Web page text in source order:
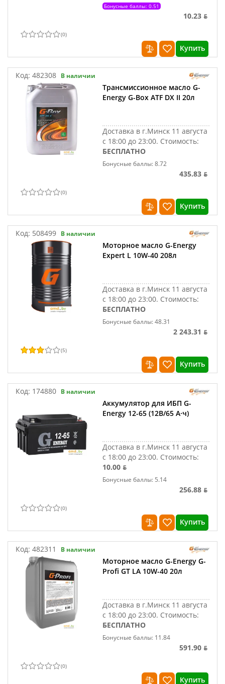
Бонусные баллы: 0.51
10.23 ƃ
(0)
Купить
Код: 482308 В наличии
Трансмиссионное масло G-
Energy G-Box ATF DX II 20л
Доставка в г.Минск 11 августа
с 18:00 до 23:00. Стоимость:
БЕСПЛАТНО
Бонусные баллы: 8.72
435.83 ƃ
(0)
Купить
Код: 508499 В наличии
Моторное масло G-Energy
Expert L 10W-40 208л
Доставка в г.Минск 11 августа
с 18:00 до 23:00. Стоимость:
БЕСПЛАТНО
Бонусные баллы: 48.31
2 243.31 ƃ
(5)
Купить
Код: 174880 В наличии
Аккумулятор для ИБП G-
Energy 12-65 (12В/65 А·ч)
Доставка в г.Минск 11 августа
с 18:00 до 23:00. Стоимость:
10.00 ƃ
Бонусные баллы: 5.14
256.88 ƃ
(0)
Купить
Код: 482311 В наличии
Моторное масло G-Energy G-
Profi GT LA 10W-40 20л
Доставка в г.Минск 11 августа
с 18:00 до 23:00. Стоимость:
БЕСПЛАТНО
Бонусные баллы: 11.84
591.90 ƃ
(0)
Купить